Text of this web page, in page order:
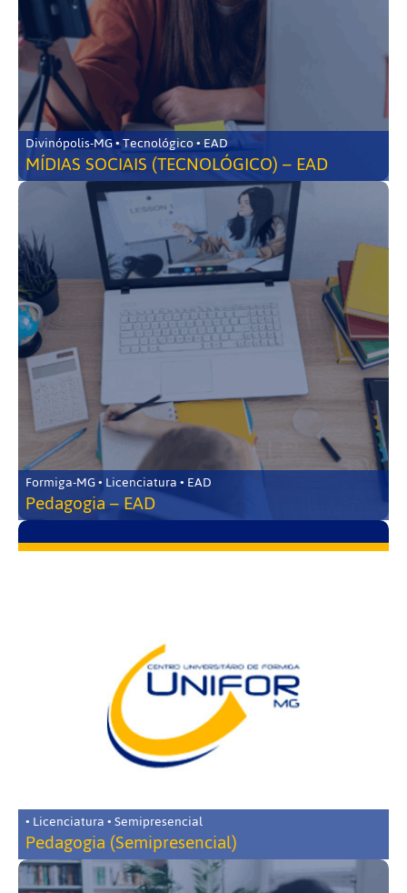
Divinópolis-MG • Tecnológico • EAD
MÍDIAS SOCIAIS (TECNOLÓGICO) – EAD
Formiga-MG • Licenciatura • EAD
Pedagogia – EAD
• Licenciatura • Semipresencial
Pedagogia (Semipresencial)